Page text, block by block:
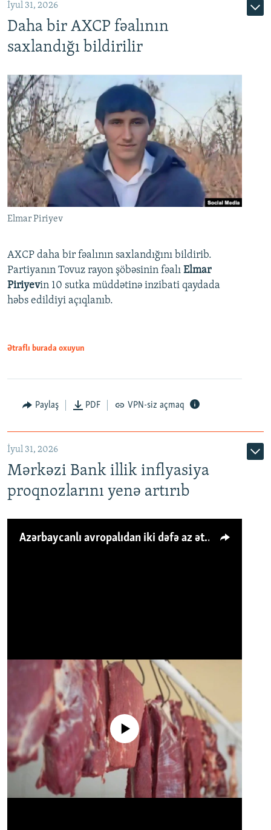
İyul 31, 2026
Daha bir AXCP fəalının
saxlandığı bildirilir
Elmar Piriyev
AXCP daha bir fəalının saxlandığını bildirib.
Partiyanın Tovuz rayon şöbəsinin fəalı Elmar
Piriyevin 10 sutka müddətinə inzibati qaydada
həbs edildiyi açıqlanıb.
Ətraflı burada oxuyun
Paylaş PDF VPN-siz açmaq
İyul 31, 2026
Mərkəzi Bank illik inflyasiya
proqnozlarını yenə artırıb
Azərbaycanlı avropalıdan iki dəfə az ət yeyir, amma... 'Qiymət artımı qaçılmazdır'
No media source currently available